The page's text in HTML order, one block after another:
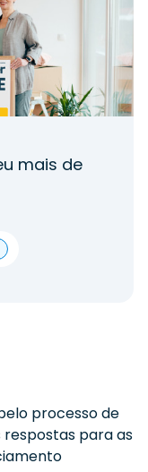
mais de
processo de
para as